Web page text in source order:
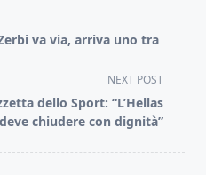
va via, arriva uno tra
NEXT POST
dello Sport: “L’Hellas
deve chiudere con dignità”